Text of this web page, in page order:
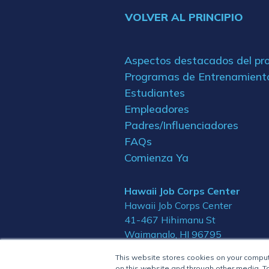
This website stores cookies on your
VOLVER AL PRINCIPIO
Aspectos destacados del
Programas de
Estudiantes
Empleadores
Padres/Influenciadores
FAQs
Comienza Ya
Hawaii Job Corps Center
Hawaii Job Corps Center
41-467 Hihimanu St
Waimanalo, HI 96795